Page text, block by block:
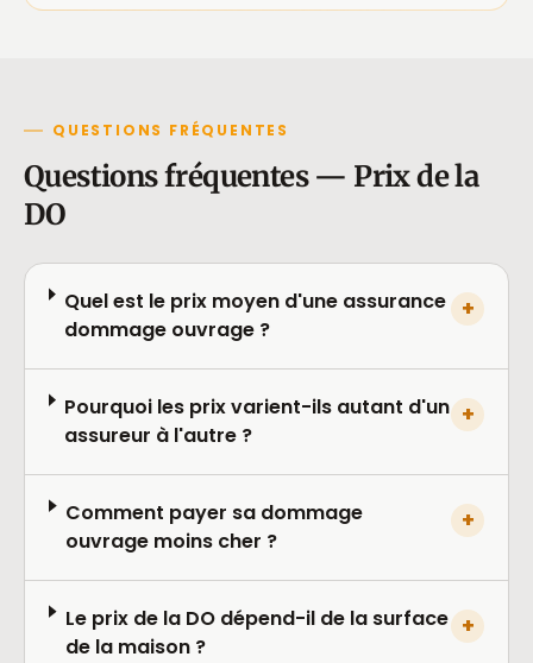
QUESTIONS FRÉQUENTES
Questions fréquentes — Prix de la
DO
Quel est le prix moyen d'une assurance
dommage ouvrage ?
+
Pourquoi les prix varient-ils autant d'un
assureur à l'autre ?
+
Comment payer sa dommage
ouvrage moins cher ?
+
Le prix de la DO dépend-il de la surface
de la maison ?
+